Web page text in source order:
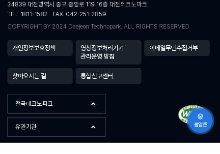
34839 대전광역시 중구 중앙로 119 16층 대전테크노파크
TEL. 1811-1582
FAX. 042-251-2859
COPYRIGHT BY 2024 Daejeon Technopark. ALL RIGHTS RESERVED
전국테크노파크
유관기관
개인정보보호정책
영상정보처리기기
관리운영 방침
이메일무단수집거부
찾아오시는 길 통합신고센터
팝업존